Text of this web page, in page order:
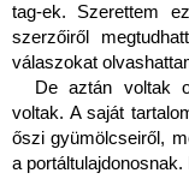
tag-ek. Szerettem
szerzőiről
válaszokat
De aztán voltak
voltak. A saját
őszi gyümölcseiről,
a